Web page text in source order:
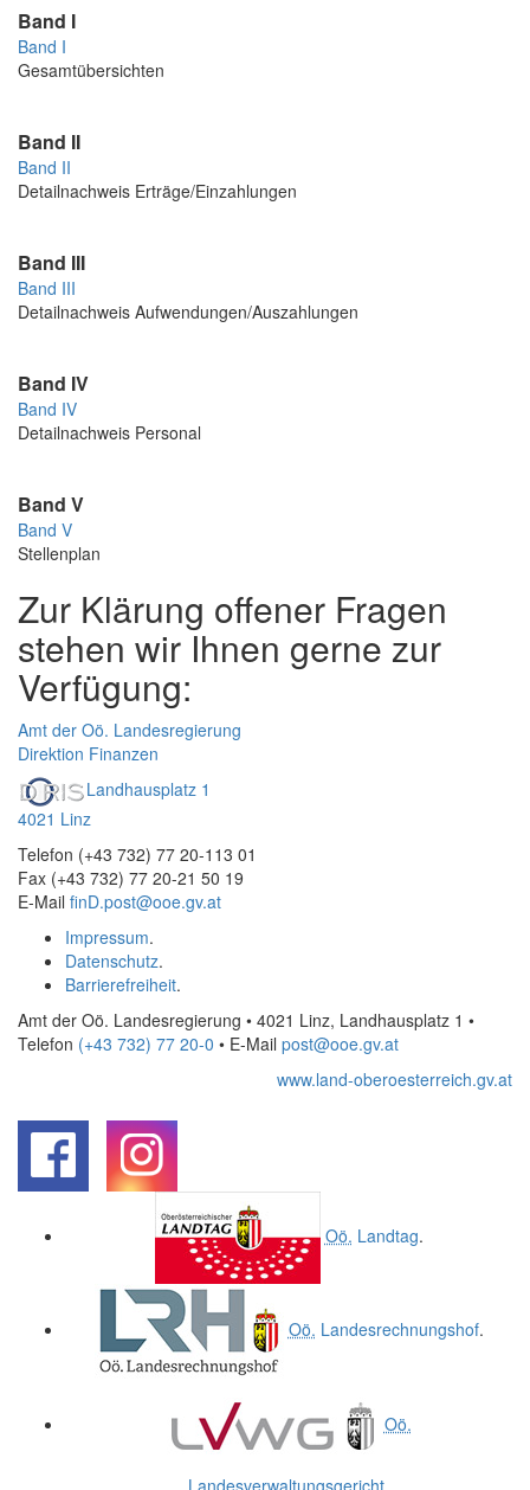
Band I
Band I
Gesamtübersichten
Band II
Band II
Detailnachweis Erträge/Einzahlungen
Band III
Band III
Detailnachweis Aufwendungen/Auszahlungen
Band IV
Band IV
Detailnachweis Personal
Band V
Band V
Stellenplan
Zur Klärung offener Fragen
stehen wir Ihnen gerne zur
Verfügung:
Amt der Oö. Landesregierung
Direktion Finanzen
Landhausplatz 1
4021 Linz
Telefon (+43 732) 77 20-113 01
Fax (+43 732) 77 20-21 50 19
E-Mail finD.post@ooe.gv.at
Impressum.
Datenschutz.
Barrierefreiheit.
Amt der Oö. Landesregierung • 4021 Linz, Landhausplatz 1 •
Telefon (+43 732) 77 20-0 • E-Mail post@ooe.gv.at
www.land-oberoesterreich.gv.at
Oö. Landtag.
Oö. Landesrechnungshof.
Oö.
Landesverwaltungsgericht